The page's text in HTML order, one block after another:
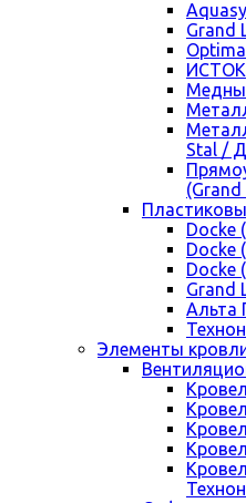
Grand
ИСТОК
Stal /
Docke
Docke
Docke
Grand
Альта
Элементы